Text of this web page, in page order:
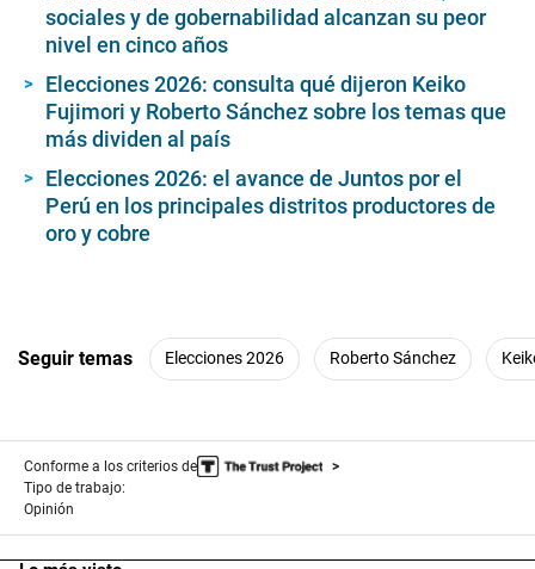
sociales y de gobernabilidad alcanzan su peor
nivel en cinco años
Elecciones 2026: consulta qué dijeron Keiko
Fujimori y Roberto Sánchez sobre los temas que
más dividen al país
Elecciones 2026: el avance de Juntos por el
Perú en los principales distritos productores de
oro y cobre
Seguir temas Elecciones 2026 Roberto Sánchez
Conforme a los criterios de
Tipo de trabajo:
Opinión